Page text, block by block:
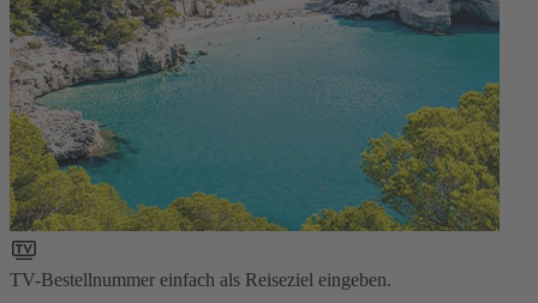
TV-Bestellnummer einfach als Reiseziel eingeben.